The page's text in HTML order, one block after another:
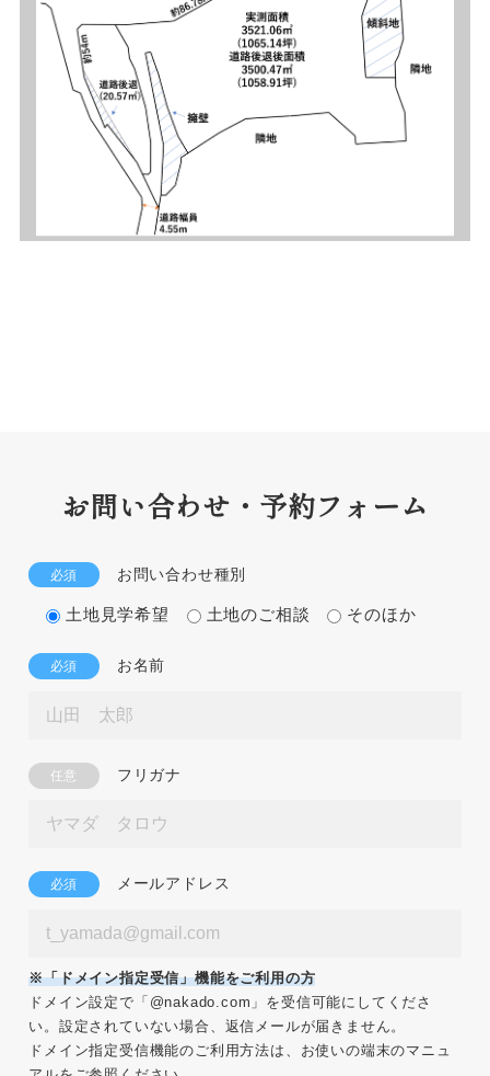
お問い合わせ・予約フォーム
必須 お問い合わせ種別
土地見学希望 土地のご相談 そのほか
必須 お名前
任意 フリガナ
必須 メールアドレス
※「ドメイン指定受信」機能をご利用の方
ドメイン設定で「@nakado.com」を受信可能にしてくださ
い。設定されていない場合、返信メールが届きません。
ドメイン指定受信機能のご利用方法は、お使いの端末のマニュ